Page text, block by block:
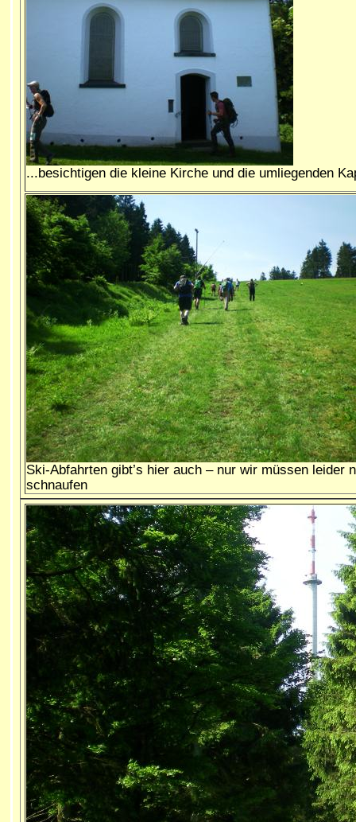
...besichtigen die kleine Kirche und die umliegenden
Ski-Abfahrten gibt’s hier auch – nur wir müssen leider
schnaufen